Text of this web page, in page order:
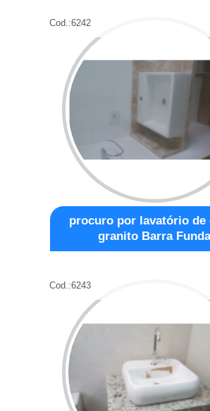
Cod.:6242
procuro por lavatório de
granito Barra
Cod.:6243